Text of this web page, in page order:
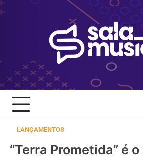
Skip
to
LANÇAMENTOS
“Terra Prometida” é